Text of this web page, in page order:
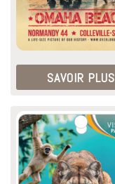
SAVOIR PLUS